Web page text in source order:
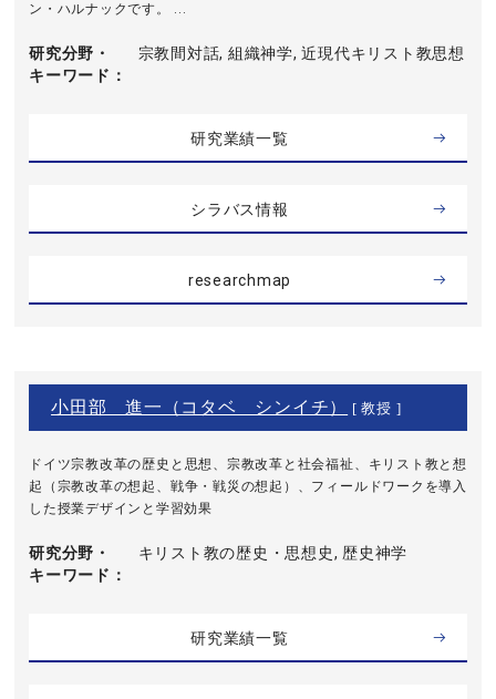
ン・ハルナックです。 ...
研究分野・
キーワード
宗教間対話, 組織神学, 近現代キリスト教思想
研究業績一覧
シラバス情報
researchmap
小田部 進一（コタベ シンイチ） [ 教授 ]
ドイツ宗教改革の歴史と思想、宗教改革と社会福祉、キリスト教と想
起（宗教改革の想起、戦争・戦災の想起）、フィールドワークを導入
した授業デザインと学習効果
研究分野・
キーワード
キリスト教の歴史・思想史, 歴史神学
研究業績一覧